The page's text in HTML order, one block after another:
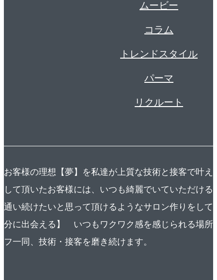
ムービー
コラム
トレンドスタイル
パーマ
リクルート
お客様の理想【夢】を私達が上質な技術と接客で叶え
して頂いたお客様には、いつも綺麗でいていただけ
通い続けたいと思って頂けるようなサロン作りをして
分に出会える】 いつもワクワク感を感じられる場所
フ一同、技術・接客を磨き続けます。